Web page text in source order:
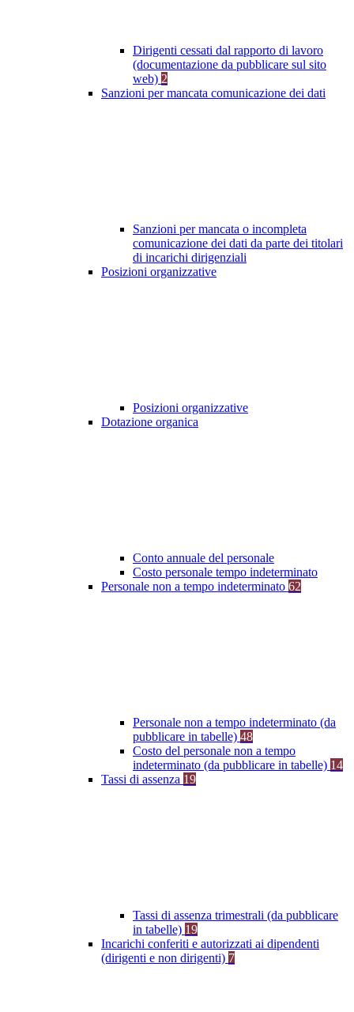
Dirigenti cessati dal rapporto di lavoro
(documentazione da pubblicare sul sito
web) 2
Sanzioni per mancata comunicazione dei dati
Sanzioni per mancata o incompleta
comunicazione dei dati da parte dei titolari
di incarichi dirigenziali
Posizioni organizzative
Posizioni organizzative
Dotazione organica
Conto annuale del personale
Costo personale tempo indeterminato
Personale non a tempo indeterminato 62
Personale non a tempo indeterminato (da
pubblicare in tabelle) 48
Costo del personale non a tempo
indeterminato (da pubblicare in tabelle) 14
Tassi di assenza 19
Tassi di assenza trimestrali (da pubblicare
in tabelle) 19
Incarichi conferiti e autorizzati ai dipendenti
(dirigenti e non dirigenti) 7